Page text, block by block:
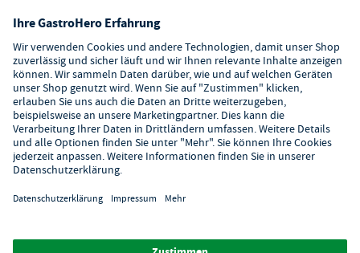
Digitaler Showroom
Kontaktformular
Hilfe